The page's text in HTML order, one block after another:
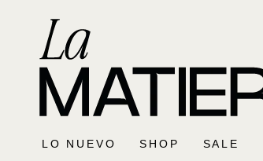
CONTENT
LO NUEVO SHOP SALE